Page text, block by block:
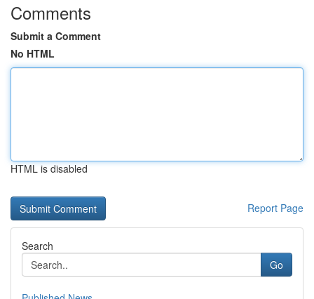
Comments
Submit a Comment
No HTML
HTML is disabled
Report Page
Search
Go